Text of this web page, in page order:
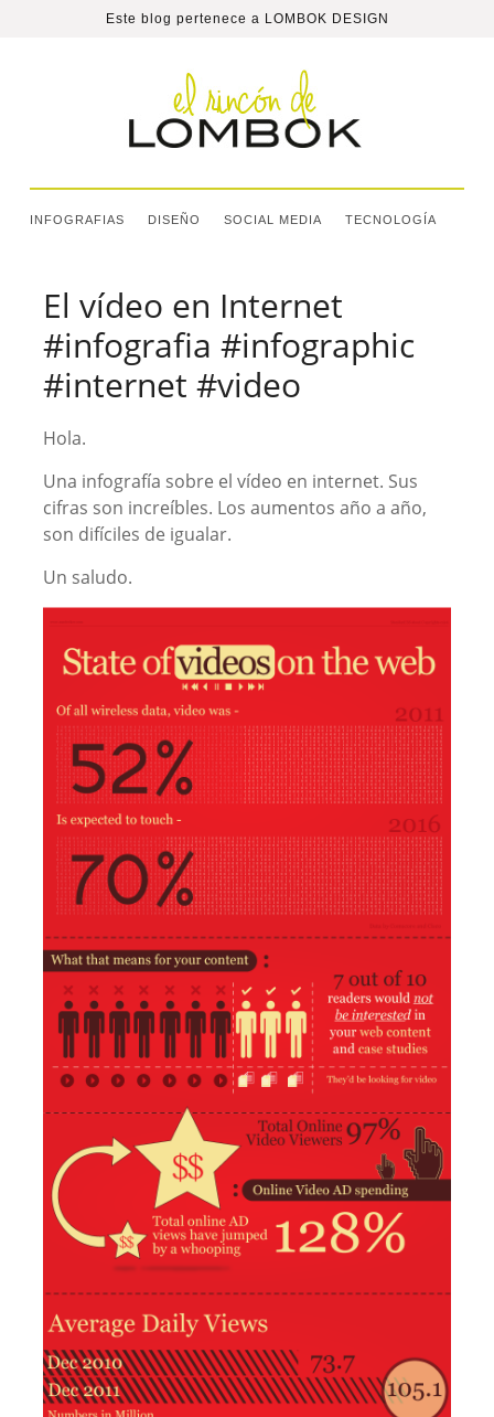
Este blog pertenece a LOMBOK DESIGN
INFOGRAFIAS DISEÑO SOCIAL MEDIA TECNOLOGÍA
El vídeo en Internet
#infografia #infographic
#internet #video
Hola.
Una infografía sobre el vídeo en internet. Sus
cifras son increíbles. Los aumentos año a año,
son difíciles de igualar.
Un saludo.